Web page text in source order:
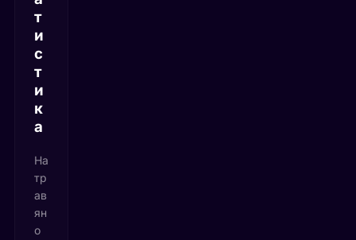
т
и
с
т
и
к
а
На
тр
ав
ян
о